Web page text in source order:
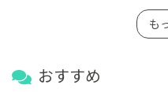
も
おすすめ